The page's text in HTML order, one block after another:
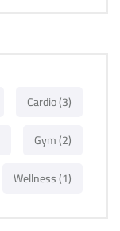
Cardio(3)
Gym(2)
Wellness(1)